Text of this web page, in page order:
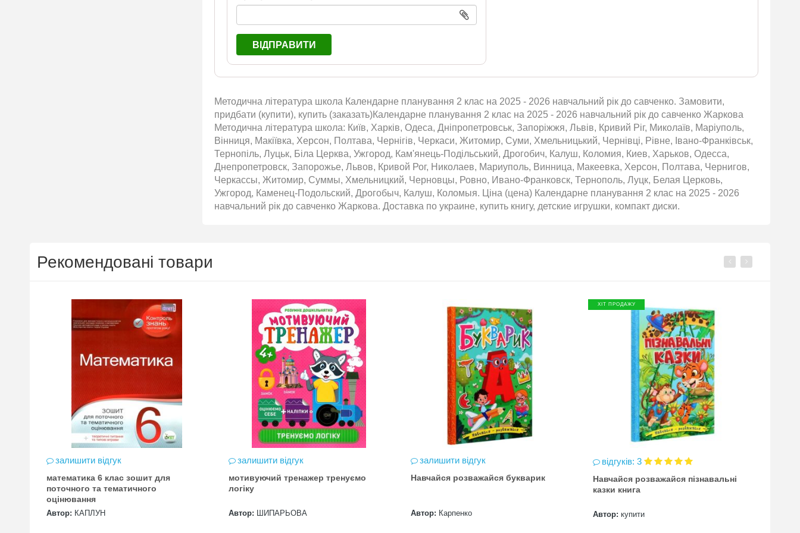
ВІДПРАВИТИ
Методична література школа Календарне планування 2 клас на 2025 - 2026 навчальний рік до савченко. Замовити,
придбати (купити), купить (заказать)Календарне планування 2 клас на 2025 - 2026 навчальний рік до савченко Жаркова
Методична література школа: Київ, Харків, Одеса, Дніпропетровськ, Запоріжжя, Львів, Кривий Ріг, Миколаїв, Маріуполь,
Вінниця, Макіївка, Херсон, Полтава, Чернігів, Черкаси, Житомир, Суми, Хмельницький, Чернівці, Рівне, Івано-Франківськ,
Тернопіль, Луцьк, Біла Церква, Ужгород, Кам'янець-Подільський, Дрогобич, Калуш, Коломия, Киев, Харьков, Одесса,
Днепропетровск, Запорожье, Львов, Кривой Рог, Николаев, Мариуполь, Винница, Макеевка, Херсон, Полтава, Чернигов,
Черкассы, Житомир, Суммы, Хмельницкий, Черновцы, Ровно, Ивано-Франковск, Тернополь, Луцк, Белая Церковь,
Ужгород, Каменец-Подольский, Дрогобыч, Калуш, Коломыя. Ціна (цена) Календарне планування 2 клас на 2025 - 2026
навчальний рік до савченко Жаркова. Доставка по украине, купить книгу, детские игрушки, компакт диски.
Рекомендовані товари
залишити відгук
математика 6 клас зошит для
поточного та тематичного
оцінювання
Автор: КАПЛУН
залишити відгук
мотивуючий тренажер тренуємо
логіку
Автор: ШИПАРЬОВА
залишити відгук
Навчайся розважайся букварик
Автор: Карпенко
ХІТ ПРОДАЖУ
відгуків: 3
Навчайся розважайся пізнавальні
казки книга
Автор: купити